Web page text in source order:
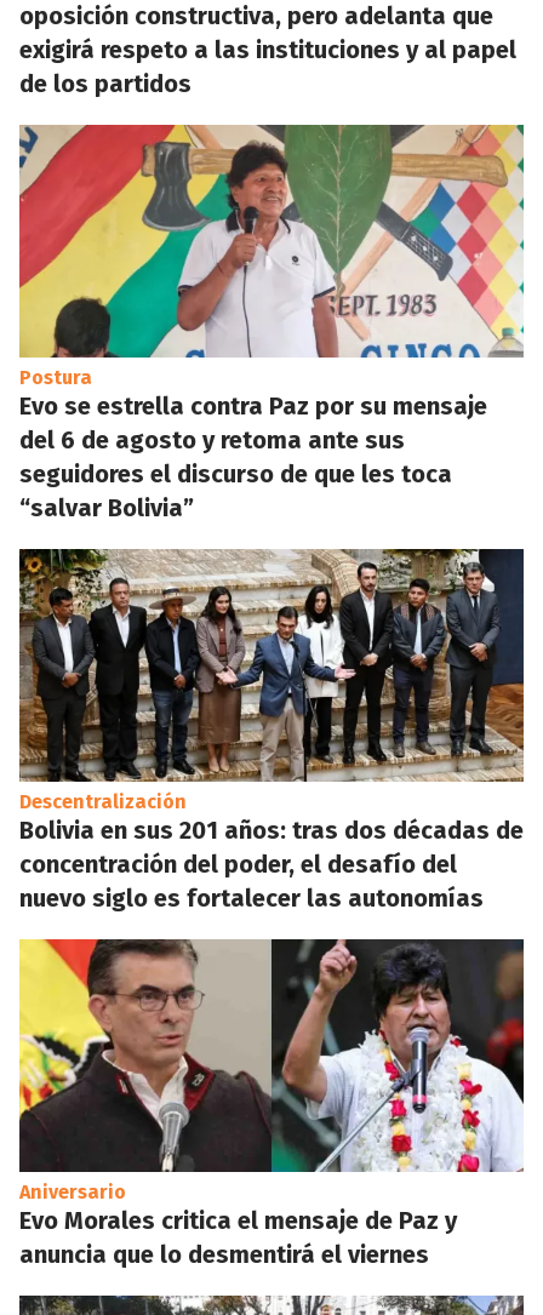
oposición constructiva, pero adelanta que
exigirá respeto a las instituciones y al papel
de los partidos
Postura
Evo se estrella contra Paz por su mensaje
del 6 de agosto y retoma ante sus
seguidores el discurso de que les toca
“salvar Bolivia”
Descentralización
Bolivia en sus 201 años: tras dos décadas de
concentración del poder, el desafío del
nuevo siglo es fortalecer las autonomías
Aniversario
Evo Morales critica el mensaje de Paz y
anuncia que lo desmentirá el viernes